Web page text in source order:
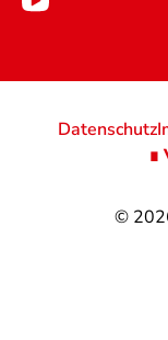
©
Datenschutz
∎